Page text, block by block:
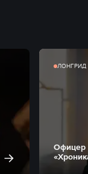
ЛОНГРИД
Офицер